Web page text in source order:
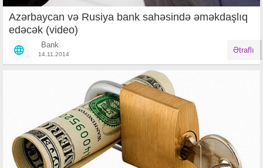
Azərbaycan və Rusiya bank sahəsində əməkdaşlıq
edəcək (video)
Bank
14.11.2014 Ətraflı